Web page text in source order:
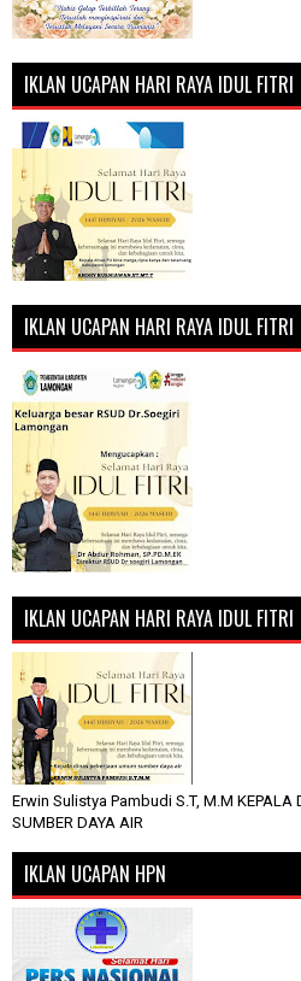
IKLAN UCAPAN HARI RAYA IDUL FITRI
IKLAN UCAPAN HARI RAYA IDUL FITRI
IKLAN UCAPAN HARI RAYA IDUL FITRI
Erwin Sulistya Pambudi S.T, M.M KEPALA
SUMBER DAYA AIR
IKLAN UCAPAN HPN